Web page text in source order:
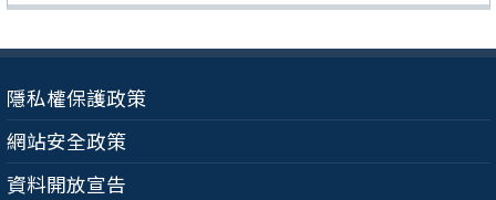
隱私權保護政策
網站安全政策
資料開放宣告